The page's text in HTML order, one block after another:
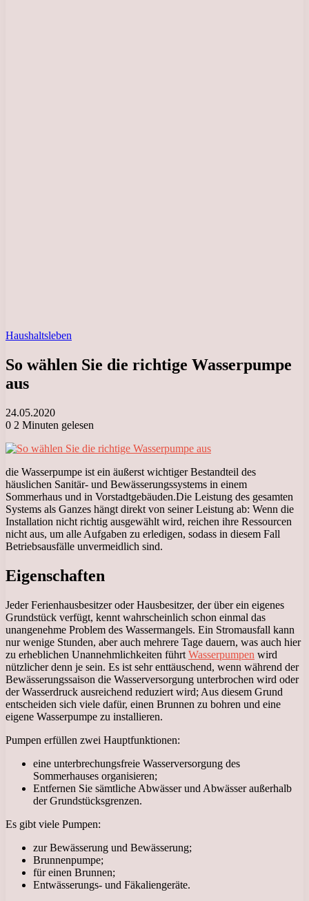
Haushaltsleben
So wählen Sie die richtige Wasserpumpe
aus
24.05.2020
0 2 Minuten gelesen
die Wasserpumpe ist ein äußerst wichtiger Bestandteil des
häuslichen Sanitär- und Bewässerungssystems in einem
Sommerhaus und in Vorstadtgebäuden.Die Leistung des gesamten
Systems als Ganzes hängt direkt von seiner Leistung ab: Wenn die
Installation nicht richtig ausgewählt wird, reichen ihre Ressourcen
nicht aus, um alle Aufgaben zu erledigen, sodass in diesem Fall
Betriebsausfälle unvermeidlich sind.
Eigenschaften
Jeder Ferienhausbesitzer oder Hausbesitzer, der über ein eigenes
Grundstück verfügt, kennt wahrscheinlich schon einmal das
unangenehme Problem des Wassermangels. Ein Stromausfall kann
nur wenige Stunden, aber auch mehrere Tage dauern, was auch hier
zu erheblichen Unannehmlichkeiten führt Wasserpumpen wird
nützlicher denn je sein. Es ist sehr enttäuschend, wenn während der
Bewässerungssaison die Wasserversorgung unterbrochen wird oder
der Wasserdruck ausreichend reduziert wird; Aus diesem Grund
entscheiden sich viele dafür, einen Brunnen zu bohren und eine
eigene Wasserpumpe zu installieren.
Pumpen erfüllen zwei Hauptfunktionen:
eine unterbrechungsfreie Wasserversorgung des
Sommerhauses organisieren;
Entfernen Sie sämtliche Abwässer und Abwässer außerhalb
der Grundstücksgrenzen.
Es gibt viele Pumpen:
zur Bewässerung und Bewässerung;
Brunnenpumpe;
für einen Brunnen;
Entwässerungs- und Fäkaliengeräte.